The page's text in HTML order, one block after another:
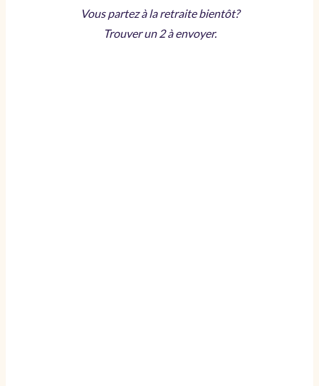
Vous partez à la retraite bientôt?
Trouver un 2 à envoyer.